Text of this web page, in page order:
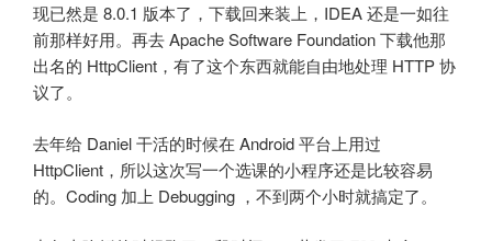
现已然是 8.0.1 版本了，下载回来装上，IDEA 还是一如往
前那样好用。再去 Apache Software Foundation 下载他那
出名的 HttpClient，有了这个东西就能自由地处理 HTTP 协
议了。
去年给 Daniel 干活的时候在 Android 平台上用过
HttpClient，所以这次写一个选课的小程序还是比较容易
的。Coding 加上 Debugging ，不到两个小时就搞定了。